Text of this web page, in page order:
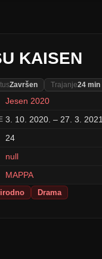
KAISEN
Završen Trajanje24 min
Jesen 2020
3. 10. 2020. – 27. 3. 2021.
24
null
MAPPA
Drama